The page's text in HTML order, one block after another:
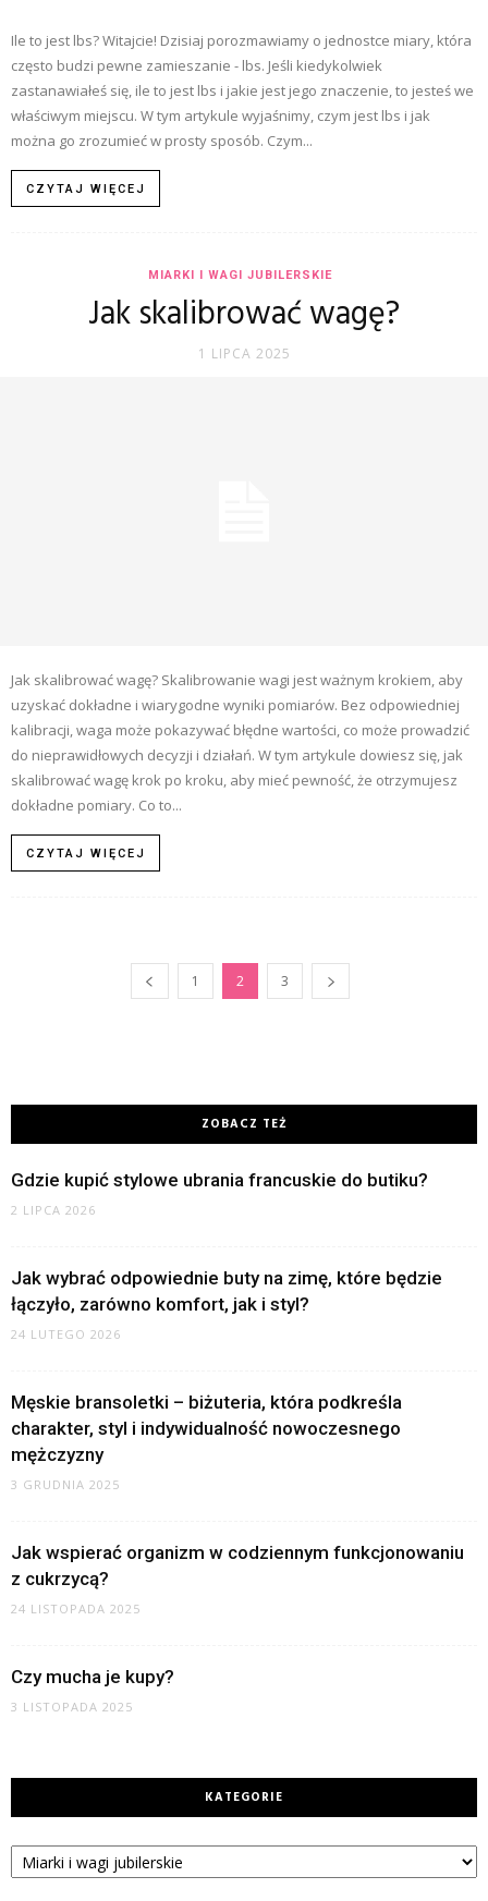
Ile to jest lbs? Witajcie! Dzisiaj porozmawiamy o jednostce miary, która
często budzi pewne zamieszanie - lbs. Jeśli kiedykolwiek
zastanawiałeś się, ile to jest lbs i jakie jest jego znaczenie, to jesteś we
właściwym miejscu. W tym artykule wyjaśnimy, czym jest lbs i jak
można go zrozumieć w prosty sposób. Czym...
CZYTAJ WIĘCEJ
MIARKI I WAGI JUBILERSKIE
Jak skalibrować wagę?
1 LIPCA 2025
Jak skalibrować wagę? Skalibrowanie wagi jest ważnym krokiem, aby
uzyskać dokładne i wiarygodne wyniki pomiarów. Bez odpowiedniej
kalibracji, waga może pokazywać błędne wartości, co może prowadzić
do nieprawidłowych decyzji i działań. W tym artykule dowiesz się, jak
skalibrować wagę krok po kroku, aby mieć pewność, że otrzymujesz
dokładne pomiary. Co to...
CZYTAJ WIĘCEJ
1 2 3
ZOBACZ TEŻ
Gdzie kupić stylowe ubrania francuskie do butiku?
2 LIPCA 2026
Jak wybrać odpowiednie buty na zimę, które będzie
łączyło, zarówno komfort, jak i styl?
24 LUTEGO 2026
Męskie bransoletki – biżuteria, która podkreśla
charakter, styl i indywidualność nowoczesnego
mężczyzny
3 GRUDNIA 2025
Jak wspierać organizm w codziennym funkcjonowaniu
z cukrzycą?
24 LISTOPADA 2025
Czy mucha je kupy?
3 LISTOPADA 2025
KATEGORIE
Kategorie